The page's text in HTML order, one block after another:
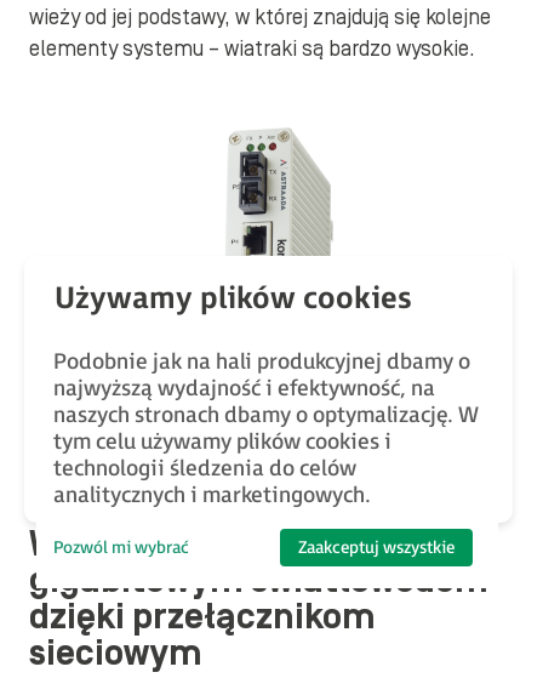
wieży od jej podstawy, w której znajdują się kolejne
elementy systemu – wiatraki są bardzo wysokie.
Przemysłowy switch ethernetowy Astraada JET-NET-2005-
F. Źródło:www.astor.com.pl
Wiatraki połączone
gigabitowym światłowodem
dzięki przełącznikom
sieciowym
Podobnie jak na hali produkcyjnej dbamy o
najwyższą wydajność i efektywność, na
naszych stronach dbamy o optymalizację. W
tym celu używamy plików cookies i
technologii śledzenia do celów
analitycznych i marketingowych.
Pozwól mi wybrać Zaakceptuj wszystkie